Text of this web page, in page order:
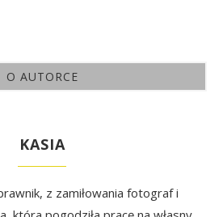
O AUTORCE
KASIA
z zamiłowania fotograf i